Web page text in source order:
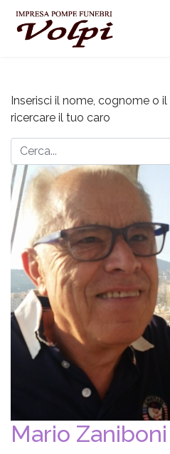
Inserisci il nome, cognome o
ricercare il tuo caro
Mario Zaniboni